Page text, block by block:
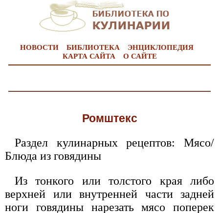
НОВОСТИ БИБЛИОТЕКА
ЭНЦИКЛОПЕДИЯ
КАРТА САЙТА
О САЙТЕ
Ромштекс
Раздел кулинарных рецептов: Мясо/
Блюда из говядины
Из тонкого или толстого края либо
верхней или внутренней части задней
ноги говядины нарезать мясо поперек